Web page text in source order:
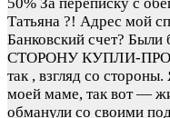
Татьяна ?! Адрес мой
Банковский счет?
СТОРОНУ КУПЛИ-
так , взгляд со
моей маме, так вот —
обманули со своими